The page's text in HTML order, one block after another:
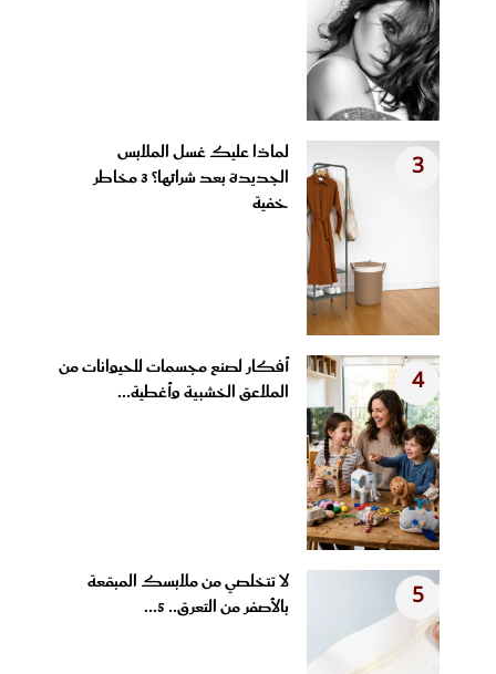
3
لماذا عليك غسل الملابس
الجديدة بعد شرائها؟ 3 مخاطر
خفية
4
أفكار لصنع مجسمات للحيوانات من
الملاعق الخشبية وأغطية...
5
لا تتخلصي من ملابسك المبقعة
بالأصفر من التعرق.. 5...